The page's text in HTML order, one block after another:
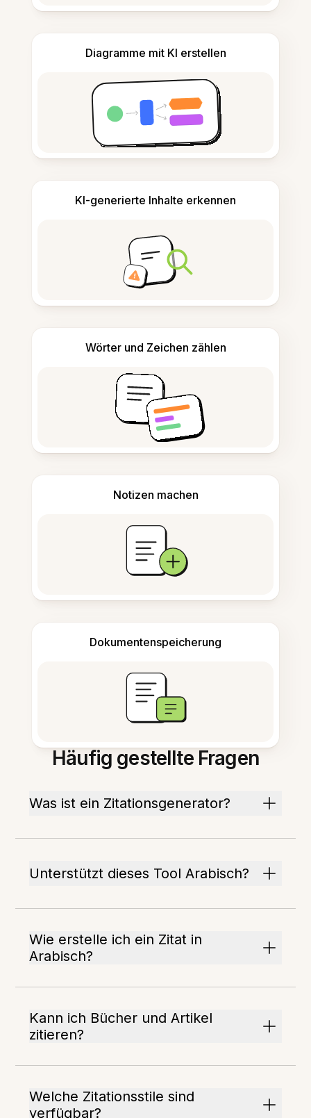
Diagramme mit KI erstellen
KI-generierte Inhalte erkennen
Wörter und Zeichen zählen
Notizen machen
Dokumentenspeicherung
Häufig gestellte Fragen
Was ist ein Zitationsgenerator?
Unterstützt dieses Tool Arabisch?
Wie erstelle ich ein Zitat in
Arabisch?
Kann ich Bücher und Artikel
zitieren?
Welche Zitationsstile sind
verfügbar?